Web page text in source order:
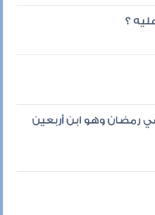
؟
رمضان وهو ابن أربعين